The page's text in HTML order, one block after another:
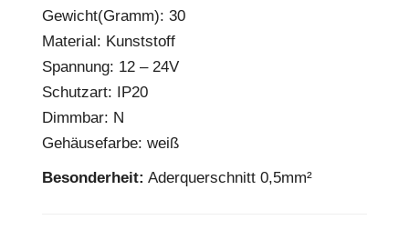
Gewicht(Gramm): 30
Material: Kunststoff
Spannung: 12 – 24V
Schutzart: IP20
Dimmbar: N
Gehäusefarbe: weiß
Besonderheit: Aderquerschnitt 0,5mm²